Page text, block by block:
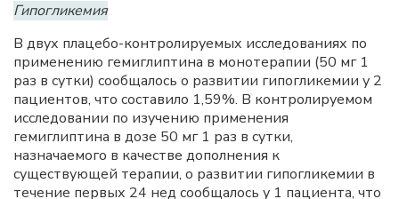
Гипогликемия
В двух плацебо-контролируемых исследованиях по
применению гемиглиптина в монотерапии (50 мг 1
раз в сутки) сообщалось о развитии гипогликемии у 2
пациентов, что составило 1,59%. В контролируемом
исследовании по изучению применения
гемиглиптина в дозе 50 мг 1 раз в сутки,
назначаемого в качестве дополнения к
существующей терапии, о развитии гипогликемии в
течение первых 24 нед сообщалось у 1 пациента, что